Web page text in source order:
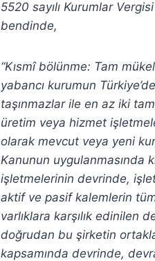
5520 sayılı Kurumlar
bendinde,
“Kısmî bölünme: Tam
yabancı kurumun
taşınmazlar ile en az iki
üretim veya hizmet
olarak mevcut veya yeni
Kanunun uygulanmasında
işletmelerinin devrinde,
aktif ve pasif kalemlerin
varlıklara karşılık
doğrudan bu şirketin
kapsamında devrinde,